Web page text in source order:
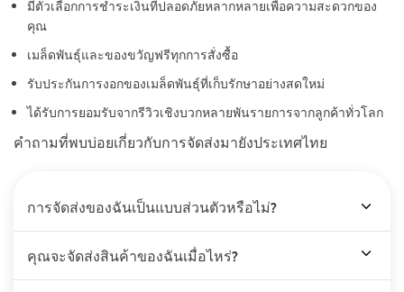
มีตัวเลือกการชำระเงินที่ปลอดภัยหลากหลายเพื่อความสะดวกของ
คุณ
เมล็ดพันธุ์และของขวัญฟรีทุกการสั่งซื้อ
รับประกันการงอกของเมล็ดพันธุ์ที่เก็บรักษาอย่างสดใหม่
ได้รับการยอมรับจากรีวิวเชิงบวกหลายพันรายการจากลูกค้าทั่วโลก
คำถามที่พบบ่อยเกี่ยวกับการจัดส่งมายังประเทศไทย
การจัดส่งของฉันเป็นแบบส่วนตัวหรือไม่?
คุณจะจัดส่งสินค้าของฉันเมื่อไหร่?